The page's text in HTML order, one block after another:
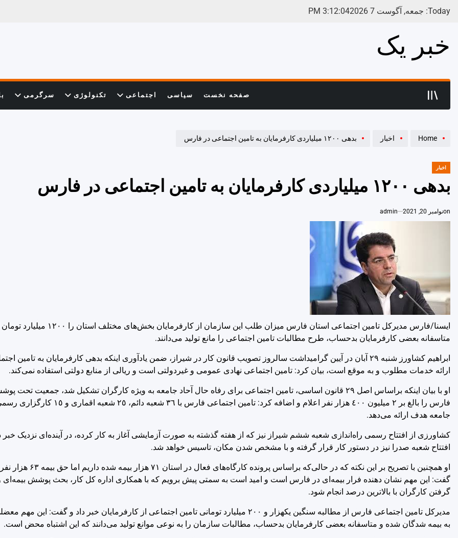
Today: جمعه, آگوست 7 2026 3:12:04
PM
خبر یک
صفحه نخست سیاسی اجتماعی تکنولوژی سرگرمی
Home اخبار بدهی ۱۲۰۰ میلیاردی کارفرمایان به تامین اجتماعی در فارس
POSTED
اخبار
بدهی ۱۲۰۰ میلیاردی کارفرمایان به تامین اجتماعی در فارس
onنوامبر 20, 2021 admin
ایسنا/فارس
مدیرکل تامین اجتماعی استان فارس میزان طلب این
متاسفانه بعضی کارفرمایان بدحساب، طرح مطالبات تامین اجتماعی را مانع تولید می‌دانند.
ابراهیم کشاورز شنبه ٢٩ آبان در آیین گرامیداشت سالروز تصویب قانون کار در شیراز، ضمن یادآوری اینکه بدهی کارفرمایان به تامین
ارائه خدمات مطلوب و به موقع است، بیان کرد: تامین اجتماعی نهادی عمومی و غیردولتی است و ریالی از منابع دولتی استفاده نمی‌کند.
او با بیان اینکه براساس اصل ٢٩ قانون اساسی، تامین اجتماعی برای رفاه حال آحاد جامعه به ویژه کارگران تشکیل شد، جمعیت
فارس را بالغ بر ۲ میلیون ٤٠٠ هزار نفر اعلام و اضافه کرد:
جامعه هدف ارائه می‌دهد.
کشاورزی از افتتاح رسمی راه‌اندازی شعبه ششم شیراز نیز که از هفته گذشته به صورت آزمایشی آغاز به کار کرده، در آینده‌ای نزدیک خبر
افتتاح شعبه صدرا نیز در دستور کار قرار گرفته و با مشخص شدن مکان، تاسیس خواهد شد.
او همچنین با تصریح بر این نکته که در حالی‌که
گفت: این مهم نشان دهنده فرار بیمه‌ای در فارس است و امید است به سمتی پیش برویم که با همکاری اداره کل کار، بحث پوشش
گرفتن کارگران با بالاترین درصد انجام شود.
مدیرکل تامین اجتماعی فارس از مطالبه سنگین یکهزار و ۲۰۰ میلیارد تومانی تامین اجتماعی از کارفرمایان خبر داد و
به بیمه شدگان شده و متاسفانه بعضی کارفرمایان بدحساب، مطالبات سازمان را به نوعی موانع تولید می‌دانند که این اشتباه محض است.